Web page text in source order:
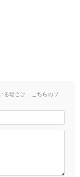
る場合は、こちらのフ